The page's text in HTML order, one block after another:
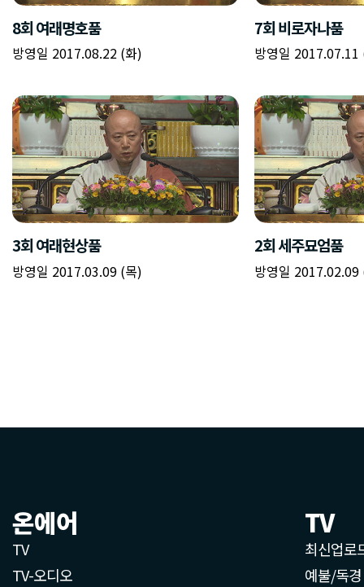
온에어
TV
TV-오디오
TV
최신업로
예불/독경